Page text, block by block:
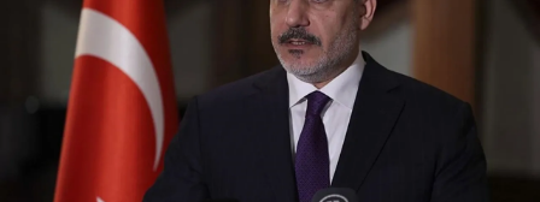
Resmi İlanlar
Rüya Tabirleri